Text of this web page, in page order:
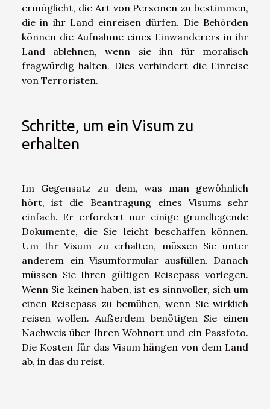
ermöglicht, die Art von Personen zu bestimmen,
die in ihr Land einreisen dürfen. Die Behörden
können die Aufnahme eines Einwanderers in ihr
Land ablehnen, wenn sie ihn für moralisch
fragwürdig halten. Dies verhindert die Einreise
von Terroristen.
Schritte, um ein Visum zu
erhalten
Im Gegensatz zu dem, was man gewöhnlich
hört, ist die Beantragung eines Visums sehr
einfach. Er erfordert nur einige grundlegende
Dokumente, die Sie leicht beschaffen können.
Um Ihr Visum zu erhalten, müssen Sie unter
anderem ein Visumformular ausfüllen. Danach
müssen Sie Ihren gültigen Reisepass vorlegen.
Wenn Sie keinen haben, ist es sinnvoller, sich um
einen Reisepass zu bemühen, wenn Sie wirklich
reisen wollen. Außerdem benötigen Sie einen
Nachweis über Ihren Wohnort und ein Passfoto.
Die Kosten für das Visum hängen von dem Land
ab, in das du reist.